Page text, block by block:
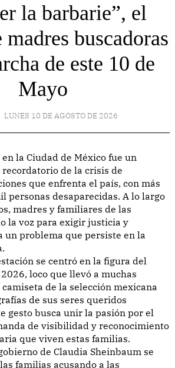
la barbarie”, el
buscadoras
de este 10 de
Mayo
LUNES 10 DE AGOSTO DE 2026
recordatorio de la crisis de
que enfrenta el país, con más
personas desaparecidas. A lo largo
madres y familiares de las
la voz para exigir justicia y
un problema que persiste en la
se centró en la figura del
loco que llevó a muchas
de la selección mexicana
de sus seres queridos
gesto busca unir la pasión por el
de visibilidad y reconocimiento
que viven estas familias.
de Claudia Sheinbaum se
familias acusando a las